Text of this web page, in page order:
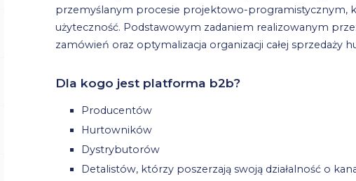
przemyślanym procesie projektowo-programistycznym,
użyteczność. Podstawowym zadaniem realizowanym
zamówień oraz optymalizacja organizacji całej sprzedaży
Dla kogo jest platforma b2b?
Producentów
Hurtowników
Dystrybutorów
Detalistów, którzy poszerzają swoją działalność o